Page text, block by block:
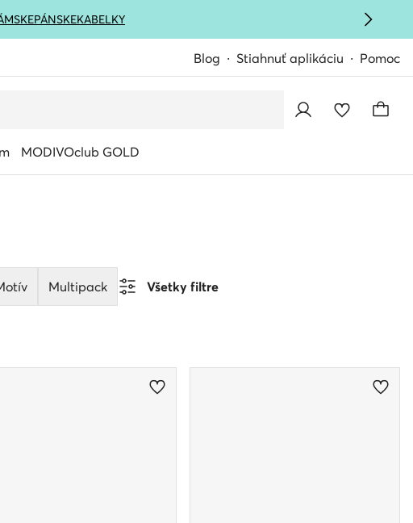
PÁNSKEKABELKY
Blog Stiahnuť aplikáciu Pomoc
MODIVOclub GOLD
Multipack Všetky filtre